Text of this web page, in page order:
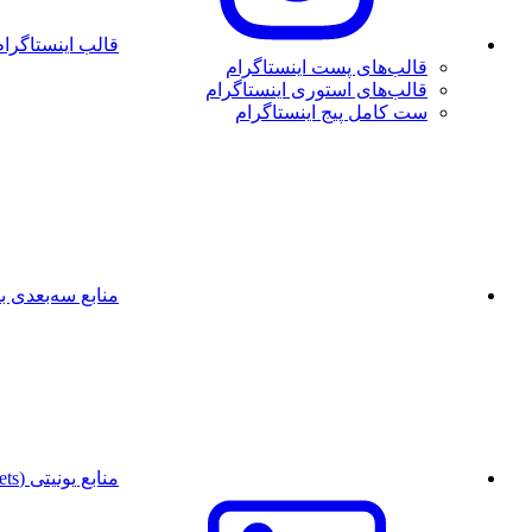
قالب
قالب‌های پست اینستاگرام
قالب‌های استوری اینستاگرام
ست کامل پیج اینستاگرام
منابع سه‌بعدی
منابع یونیتی (Unity Assets)